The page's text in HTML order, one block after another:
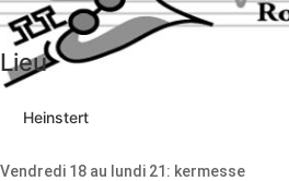
Lieu
Heinstert
Vendredi 18 au lundi 21: kermesse